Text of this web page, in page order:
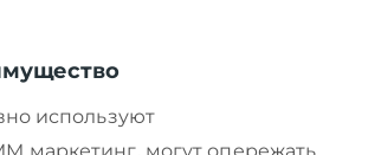
используют